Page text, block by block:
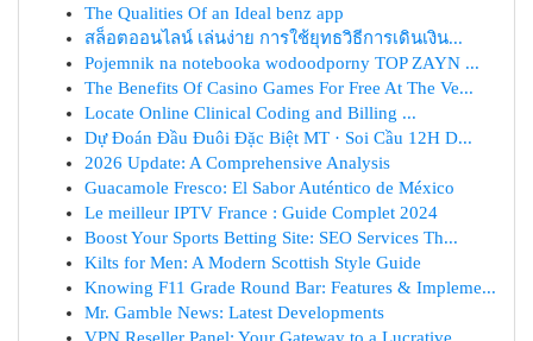
The Qualities Of an Ideal benz app
สล็อตออนไลน์ เล่นง่าย การใช้ยุทธวิธีการเดินเงิน...
Pojemnik na notebooka wodoodporny TOP ZAYN ...
The Benefits Of Casino Games For Free At The Ve...
Locate Online Clinical Coding and Billing ...
Dự Đoán Đầu Đuôi Đặc Biệt MT · Soi Cầu 12H D...
2026 Update: A Comprehensive Analysis
Guacamole Fresco: El Sabor Auténtico de México
Le meilleur IPTV France : Guide Complet 2024
Boost Your Sports Betting Site: SEO Services Th...
Kilts for Men: A Modern Scottish Style Guide
Knowing F11 Grade Round Bar: Features & Impleme...
Mr. Gamble News: Latest Developments